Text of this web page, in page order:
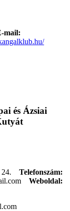
mail:
és Ázsiai
24. Telefonszám:
Weboldal: